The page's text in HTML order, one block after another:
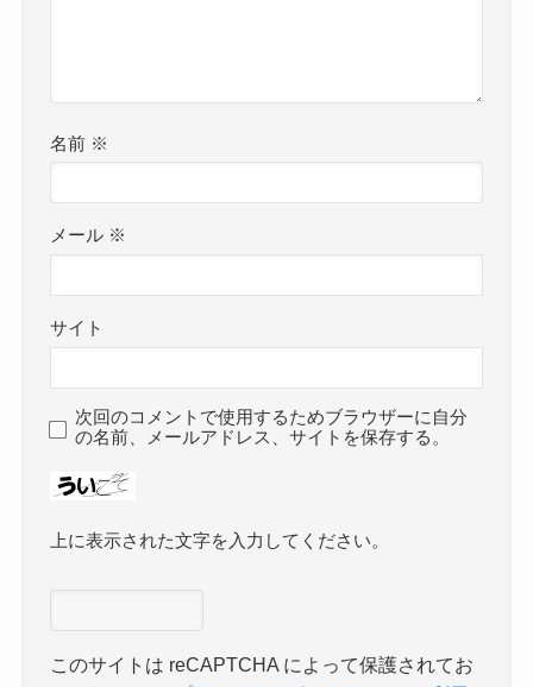
名前 ※
メール ※
サイト
次回のコメントで使用するためブラウザーに自分
の名前、メールアドレス、サイトを保存する。
上に表示された文字を入力してください。
このサイトは reCAPTCHA によって保護されてお